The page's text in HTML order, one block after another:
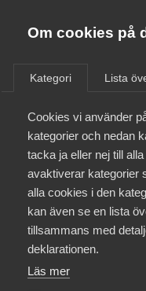
Om cookies på
Kategori Lista
Cookies vi använder
kategorier och nedan
tacka ja eller nej till
avaktiverar kategorier
alla cookies i den
kan även se en lista
tillsammans med
deklarationen.
Läs mer
Almega Utbildning
Innovations­företagen
Kompetens­företagen
Medie­företagen
Säkerhets­företagen
Tåg­företagen
Om Almega
Aktuellt
Medlemskapet
Mina sidor
Kurser &
Frys
vid
Regeringen föreslår
inte längre kan
korttidsstödet om
sent. Dessutom
återkrav möjlighet